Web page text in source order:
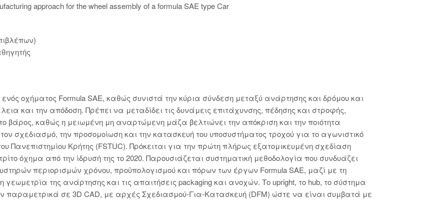
approach for the wheel assembly of a formula SAE type Car
οχήματος Formula SAE, καθώς συνιστά την κύρια σύνδεση μεταξύ ανάρτησης και δρόμου και
και την απόδοση. Πρέπει να μεταδίδει τις δυνάμεις επιτάχυνσης, πέδησης και στροφής,
καθώς η μειωμένη μη αναρτώμενη μάζα βελτιώνει την απόκριση και την ποιότητα
σχεδιασμό, την προσομοίωση και την κατασκευή του υποσυστήματος τροχού για το αγωνιστικό
Πανεπιστημίου Κρήτης (FSTUC). Πρόκειται για την πρώτη πλήρως εξατομικευμένη σχεδίαση
όχημα από την ίδρυσή της το 2020. Παρουσιάζεται συστηματική μεθοδολογία που συνδυάζει
περιορισμών χρόνου, προϋπολογισμού και πόρων των έργων Formula SAE, μαζί με τη
της ανάρτησης και τις απαιτήσεις packaging και ανοχών. Το upright, το hub, το σύστημα
παραμετρικά σε 3D CAD, με αρχές Σχεδιασμού-Για-Κατασκευή (DFM) ώστε να είναι συμβατά με